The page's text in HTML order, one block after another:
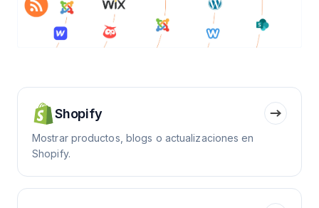
Shopify
Mostrar productos, blogs o actualizaciones en
Shopify.